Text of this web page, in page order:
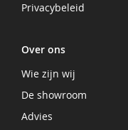
Privacybeleid
Over ons
Wie zijn wij
De showroom
Advies